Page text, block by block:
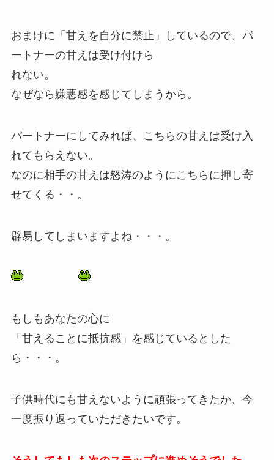
おまけに「甘えを自分に禁止」しているので、パ
ートナーの甘えは受け付けら
れない。
なぜなら嫌悪感を感じてしまうから。
パートナーにしてみれば、こちらの甘えは受け入
れてもらえない。
なのに相手の甘えは怒涛のようにこちらに押し寄
せてくる・・。
辟易してしまいますよね・・・。
もしもあなたの心に
「甘えることに抵抗感」を感じているとした
ら・・・。
子供時代にも甘えないように頑張ってきたか、今
一度振り返っていただきたいです。